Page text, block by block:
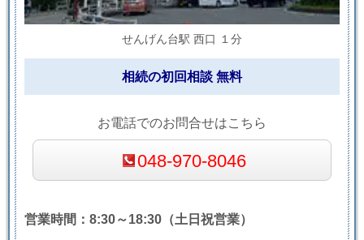
せんげん台駅 西口 １分
相続の初回相談 無料
お電話でのお問合せはこちら
048-970-8046
営業時間：8:30～18:30（土日祝営業）